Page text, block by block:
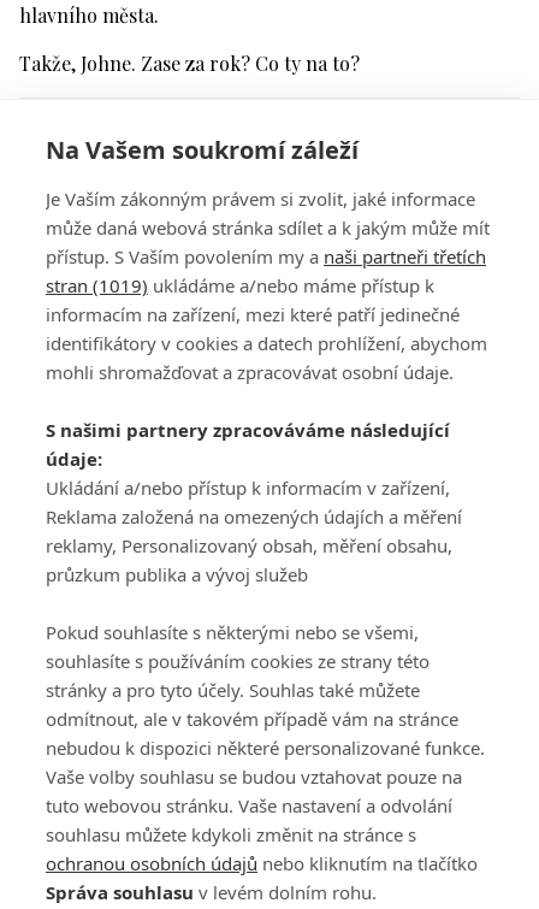
Na Vašem soukromí záleží
Je Vaším zákonným právem si zvolit, jaké informace
může daná webová stránka sdílet a k jakým může mít
přístup. S Vaším povolením my a naši partneři třetích
stran (1019) ukládáme a/nebo máme přístup k
informacím na zařízení, mezi které patří jedinečné
identifikátory v cookies a datech prohlížení, abychom
mohli shromažďovat a zpracovávat osobní údaje.
S našimi partnery zpracováváme následující
údaje:
Ukládání a/nebo přístup k informacím v zařízení,
Reklama založená na omezených údajích a měření
reklamy, Personalizovaný obsah, měření obsahu,
průzkum publika a vývoj služeb
Pokud souhlasíte s některými nebo se všemi,
souhlasíte s používáním cookies ze strany této
stránky a pro tyto účely. Souhlas také můžete
odmítnout, ale v takovém případě vám na stránce
nebudou k dispozici některé personalizované funkce.
Vaše volby souhlasu se budou vztahovat pouze na
tuto webovou stránku. Vaše nastavení a odvolání
souhlasu můžete kdykoli změnit na stránce s
ochranou osobních údajů nebo kliknutím na tlačítko
Správa souhlasu v levém dolním rohu.
hlavního města.
Takže, Johne. Zase za rok? Co ty na to?
Všeobecné obchodní
podmínky služby
GolfExtra.cz Premium
Podmínky zpracování
osobních údajů při
GolfExtra
Ceník GolfExtra.cz
Premium
Doporučené odkazy
ATV CZ, s.r.o.
140 00 Praha 4
Editor
Honza Fait
+420 723 898 969
Obchod
Edita Hanušová
+420 724 150 784